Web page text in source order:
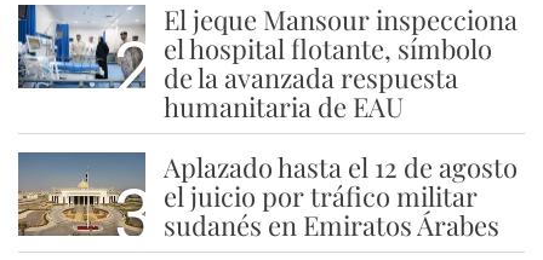
2
El jeque Mansour inspecciona
el hospital flotante, símbolo
de la avanzada respuesta
humanitaria de EAU
3
Aplazado hasta el 12 de agosto
el juicio por tráfico militar
sudanés en Emiratos Árabes